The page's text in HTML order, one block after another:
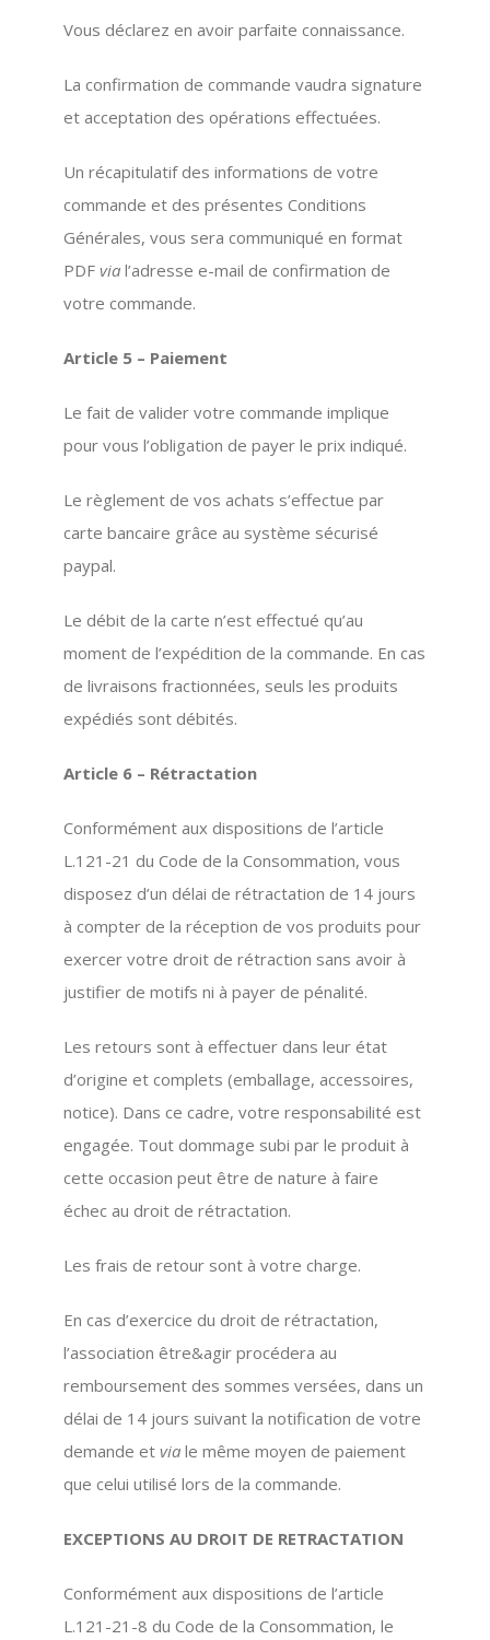
Vous déclarez en avoir parfaite connaissance.
La confirmation de commande vaudra signature
et acceptation des opérations effectuées.
Un récapitulatif des informations de votre
commande et des présentes Conditions
Générales, vous sera communiqué en format
PDFvial’adresse e-mail de confirmation de
votre commande.
Article 5 – Paiement
Le fait de valider votre commande implique
pour vous l’obligation de payer le prix indiqué.
Le règlement de vos achats s’effectue par
carte bancaire grâce au système sécurisé
paypal.
Le débit de la carte n’est effectué qu’au
moment de l’expédition de la commande. En cas
de livraisons fractionnées, seuls les produits
expédiés sont débités.
Article 6 – Rétractation
Conformément aux dispositions de l’article
L.121-21 du Code de la Consommation, vous
disposez d’un délai de rétractation de 14 jours
à compter de la réception de vos produits pour
exercer votre droit de rétraction sans avoir à
justifier de motifs ni à payer de pénalité.
Les retours sont à effectuer dans leur état
d’origine et complets (emballage, accessoires,
notice). Dans ce cadre, votre responsabilité est
engagée. Tout dommage subi par le produit à
cette occasion peut être de nature à faire
échec au droit de rétractation.
Les frais de retour sont à votre charge.
En cas d’exercice du droit de rétractation,
l’association être&agir procédera au
remboursement des sommes versées, dans un
délai de 14 jours suivant la notification de votre
demande etvia le même moyen de paiement
que celui utilisé lors de la commande.
EXCEPTIONS AU DROIT DE RETRACTATION
Conformément aux dispositions de l’article
L.121-21-8 du Code de la Consommation, le